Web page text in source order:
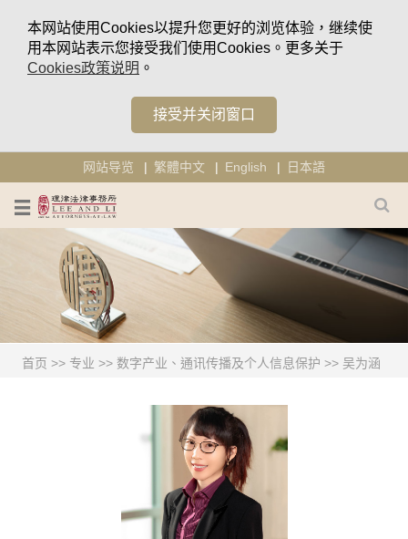
本网站使用Cookies以提升您更好的浏览体验，继续使
用本网站表示您接受我们使用Cookies。更多关于
Cookies政策说明 。
接受并关闭窗口
网站导览 繁體中文 English 日本語
首页 >> 专业 >> 数字产业、通讯传播及个人信息保护 >> 吴为涵